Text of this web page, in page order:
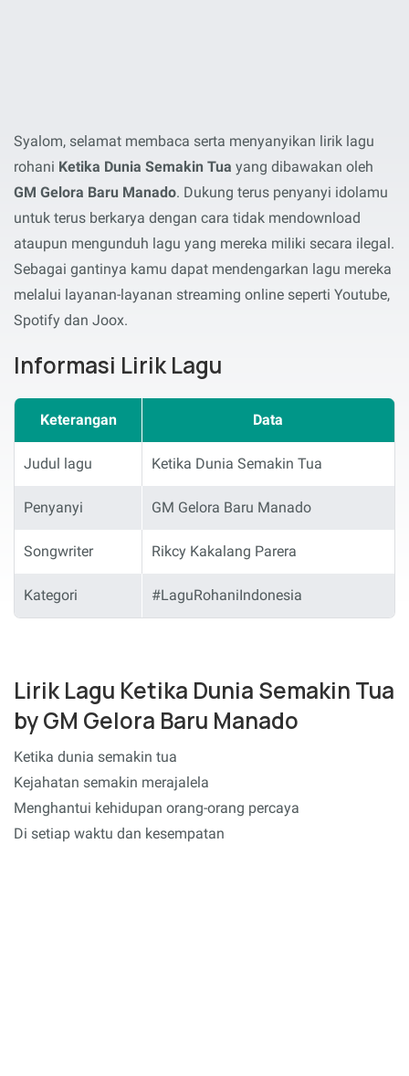
Syalom, selamat membaca serta menyanyikan lirik lagu
rohani Ketika Dunia Semakin Tua yang dibawakan oleh
GM Gelora Baru Manado. Dukung terus penyanyi idolamu
untuk terus berkarya dengan cara tidak mendownload
ataupun mengunduh lagu yang mereka miliki secara ilegal.
Sebagai gantinya kamu dapat mendengarkan lagu mereka
melalui layanan-layanan streaming online seperti Youtube,
Spotify dan Joox.
Informasi Lirik Lagu
Keterangan Data
Judul lagu Ketika Dunia Semakin Tua
Penyanyi GM Gelora Baru Manado
Songwriter Rikcy Kakalang Parera
Kategori #LaguRohaniIndonesia
Lirik Lagu Ketika Dunia Semakin Tua
by GM Gelora Baru Manado
Ketika dunia semakin tua
Kejahatan semakin merajalela
Menghantui kehidupan orang-orang percaya
Di setiap waktu dan kesempatan